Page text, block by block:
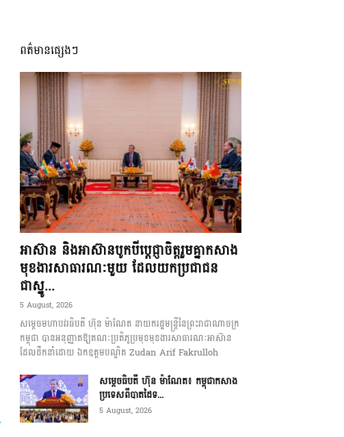
ពត៌មានផ្សេងៗ
អាស៊ាន និងអាស៊ានបូកបីប្តេជ្ញាចិត្តរួមគ្នាកសាង
មុខងារសាធារណៈមួយ ដែលយកប្រជាជន
ជាស្នូ...
5 August, 2026
សម្តេចមហាបវរធិបតី ហ៊ុន ម៉ាណែត នាយករដ្ឋមន្ត្រីនៃព្រះរាជាណាចក្រ
កម្ពុជា បានអនុញ្ញាតឱ្យគណៈប្រតិភូប្រមុខមុខងារសាធារណៈអាស៊ាន
ដែលដឹកនាំដោយ ឯកឧត្តមបណ្ឌិត Zudan Arif Fakrulloh
សម្ដេចធិបតី ហ៊ុន ម៉ាណែត៖ កម្ពុជាកសាង
ប្រទេសពីបាតដៃទ...
5 August, 2026